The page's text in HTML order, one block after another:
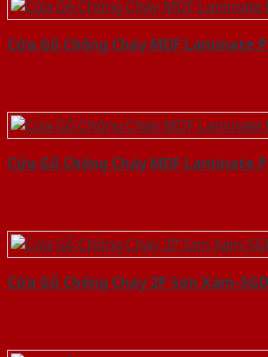
Cửa Gỗ Chống Cháy MDF Laminate
Cửa Gỗ Chống Cháy MDF Laminate
Cửa Gỗ Chống Cháy 2P Sơn Xám-SGD